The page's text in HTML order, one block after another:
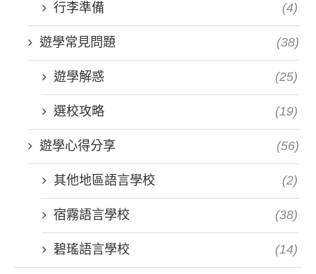
行李準備 (4)
遊學常見問題 (38)
遊學解惑 (25)
選校攻略 (19)
遊學心得分享 (56)
其他地區語言學校 (2)
宿霧語言學校 (38)
碧瑤語言學校 (14)